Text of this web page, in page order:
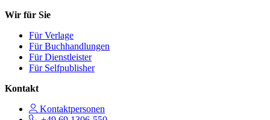
Wir für Sie
Für Verlage
Für Buchhandlungen
Für Dienstleister
Für Selfpublisher
Kontakt
Kontaktpersonen